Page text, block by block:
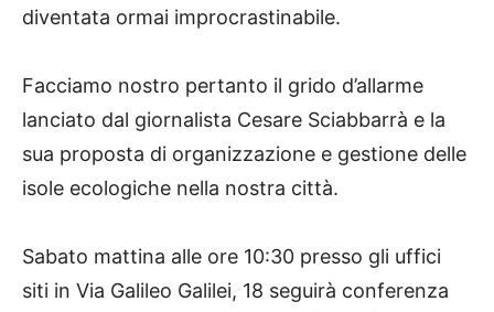
diventata ormai improcrastinabile.
Facciamo nostro pertanto il grido d’allarme
lanciato dal giornalista Cesare Sciabbarrà e la
sua proposta di organizzazione e gestione delle
isole ecologiche nella nostra città.
Sabato mattina alle ore 10:30 presso gli uffici
siti in Via Galileo Galilei, 18 seguirà conferenza